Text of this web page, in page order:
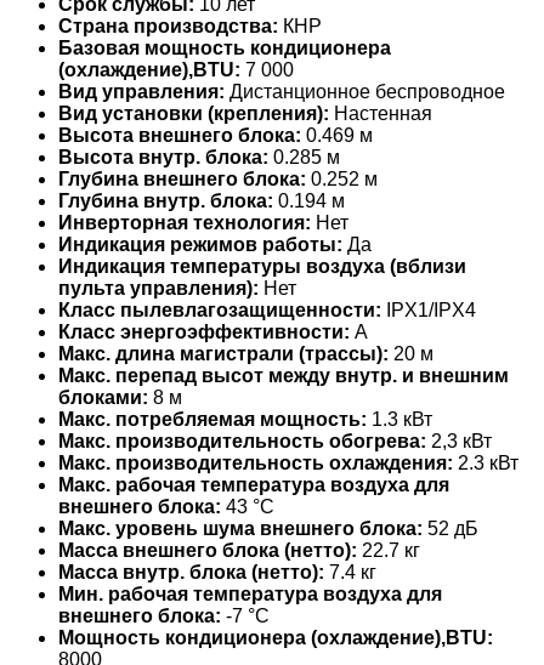
Срок службы: 10 лет
Страна производства: КНР
Базовая мощность кондиционера
(охлаждение),BTU: 7 000
Вид управления: Дистанционное беспроводное
Вид установки (крепления): Настенная
Высота внешнего блока: 0.469 м
Высота внутр. блока: 0.285 м
Глубина внешнего блока: 0.252 м
Глубина внутр. блока: 0.194 м
Инверторная технология: Нет
Индикация режимов работы: Да
Индикация температуры воздуха (вблизи
пульта управления): Нет
Класс пылевлагозащищенности: IPX1/IPX4
Класс энергоэффективности: A
Макс. длина магистрали (трассы): 20 м
Макс. перепад высот между внутр. и внешним
блоками: 8 м
Макс. потребляемая мощность: 1.3 кВт
Макс. производительность обогрева: 2,3 кВт
Макс. производительность охлаждения: 2.3 кВт
Макс. рабочая температура воздуха для
внешнего блока: 43 °С
Макс. уровень шума внешнего блока: 52 дБ
Масса внешнего блока (нетто): 22.7 кг
Масса внутр. блока (нетто): 7.4 кг
Мин. рабочая температура воздуха для
внешнего блока: -7 °С
Мощность кондиционера (охлаждение),BTU:
8000